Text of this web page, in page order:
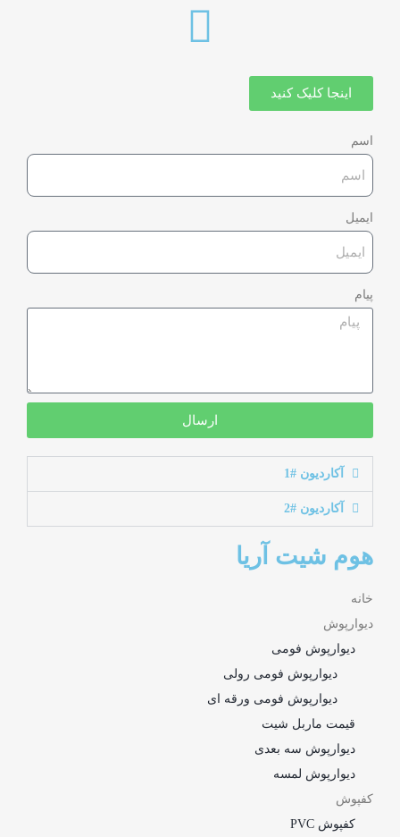
اینجا کلیک کنید
اسم
ایمیل
پیام
ارسال
آکاردیون #1
آکاردیون #2
هوم شیت آریا
خانه
دیوارپوش
دیوارپوش فومی
دیوارپوش فومی رولی
دیوارپوش فومی ورقه ای
قیمت ماربل شیت
دیوارپوش سه بعدی
دیوارپوش لمسه
کفپوش
کفپوش PVC